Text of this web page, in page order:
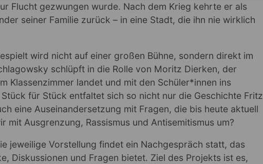
Flucht gezwungen wurde. Nach dem Krieg kehrte er als
seiner Familie zurück – in eine Stadt, die ihn nie wirklich
wird nicht auf einer großen Bühne, sondern direkt im
schlüpft in die Rolle von Moritz Dierken, der
Klassenzimmer landet und mit den Schüler*innen ins
für Stück entfaltet sich so nicht nur die Geschichte Fritz
eine Auseinandersetzung mit Fragen, die bis heute aktuell
mit Ausgrenzung, Rassismus und Antisemitismus um?
jeweilige Vorstellung findet ein Nachgespräch statt, das
Diskussionen und Fragen bietet. Ziel des Projekts ist es,